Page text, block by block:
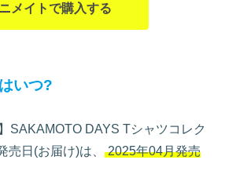
メイトで購入する
いつ?
SAKAMOTO DAYS Tシャツコレク
売日(お届け)は、 2025年04月発売